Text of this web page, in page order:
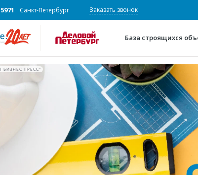
Санкт-Петербург Заказать звонок
База строящихся
БИЗНЕС ПРЕСС"